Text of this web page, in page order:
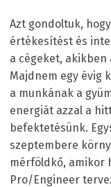
Azt gondoltuk,
értékesítést és
a cégeket,
Majdnem egy évig
a munkának a
energiát azzal a
befektetésünk.
szeptembere
mérföldkő, amikor
Pro/Engineer